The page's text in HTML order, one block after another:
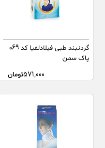
گردنبند طبی فیلادلفیا کد 069
پاک سمن
571,000تومان